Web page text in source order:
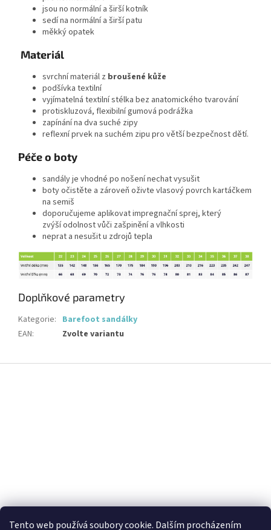
Tento web používá soubory cookie. Dalším procházením
jsou no normální a širší kotník
sedí na normální a širší patu
měkký opatek
Materiál
svrchní materiál z broušené kůže
podšívka textilní
vyjímatelná textilní stélka bez anatomického tvarování
protiskluzová, flexibilní gumová podrážka
zapínání na dva suché zipy
reflexní prvek na suchém zipu pro větší bezpečnost dětí.
Péče o boty
sandály je vhodné po nošení nechat vysušit
boty očistěte a zároveň oživte vlasový povrch kartáčkem
na semiš
doporučujeme aplikovat impregnační sprej, který
zvýší odolnost vůči zašpinění a vlhkosti
neprat a nesušit u zdrojů tepla
Doplňkové parametry
Kategorie: Barefoot sandálky
EAN: Zvolte variantu